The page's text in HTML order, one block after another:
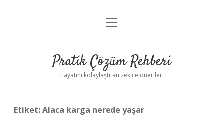
Anasayfa
Yasal Uyarı
menüyü
Pratik Çözüm Rehberi
Hayatını kolaylaştıran zekice öneriler!
Etiket:Alaca karga nerede yaşar